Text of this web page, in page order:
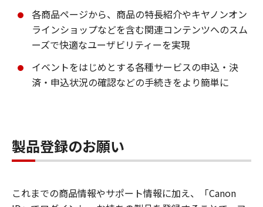
各商品ページから、商品の特長紹介やキヤノンオン
ラインショップなどを含む関連コンテンツへのスム
ーズで快適なユーザビリティーを実現
イベントをはじめとする各種サービスの申込・決
済・申込状況の確認などの手続きをより簡単に
製品登録のお願い
これまでの商品情報やサポート情報に加え、「Canon